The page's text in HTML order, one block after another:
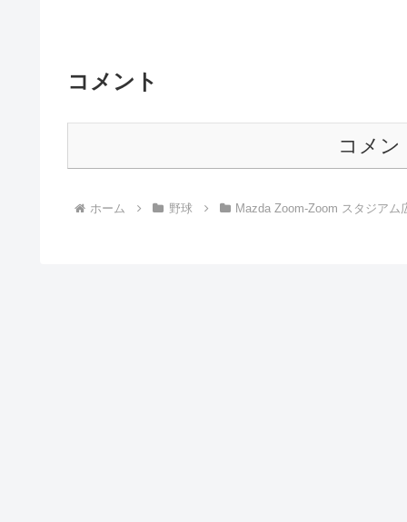
コメント
コメン
ホーム 野球 Mazda Zoom-Zoom スタジアム